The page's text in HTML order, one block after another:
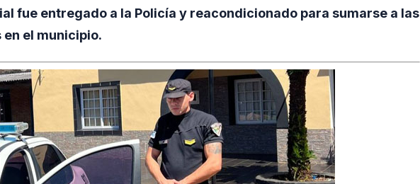
fue entregado a la Policía y reacondicionado para sumarse a las
el municipio.